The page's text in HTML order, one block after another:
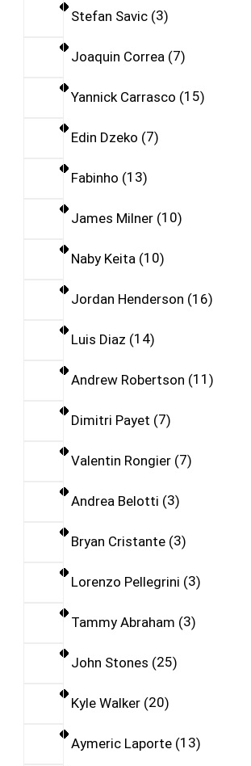
Stefan Savic 3
Joaquin Correa 7
Yannick Carrasco 15
Edin Dzeko 7
Fabinho 13
James Milner 10
Naby Keita 10
Jordan Henderson 16
Luis Diaz 14
Andrew Robertson 11
Dimitri Payet 7
Valentin Rongier 7
Andrea Belotti 3
Bryan Cristante 3
Lorenzo Pellegrini 3
Tammy Abraham 3
John Stones 25
Kyle Walker 20
Aymeric Laporte 13